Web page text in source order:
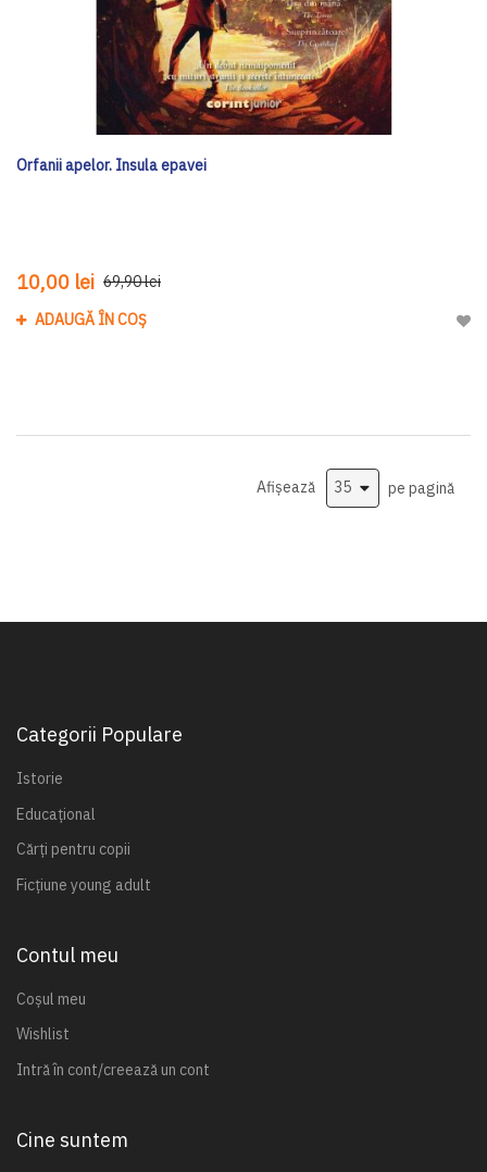
Orfanii apelor. Insula epavei
10,00 lei 69,90 lei
ADAUGĂ ÎN COȘ
Afișează pe pagină
Categorii Populare
Istorie
Educațional
Cărți pentru copii
Ficțiune young adult
Contul meu
Coșul meu
Wishlist
Intră în cont/creează un cont
Cine suntem